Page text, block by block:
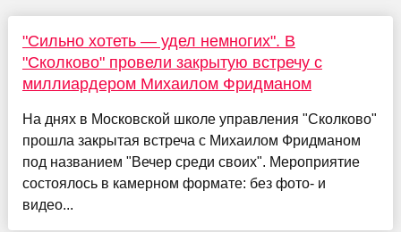
"Сильно хотеть — удел немногих". В
"Сколково" провели закрытую встречу с
миллиардером Михаилом Фридманом
На днях в Московской школе управления "Сколково"
прошла закрытая встреча с Михаилом Фридманом
под названием "Вечер среди своих". Мероприятие
состоялось в камерном формате: без фото- и
видео...